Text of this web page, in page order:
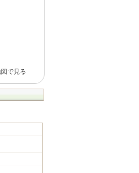
で見る